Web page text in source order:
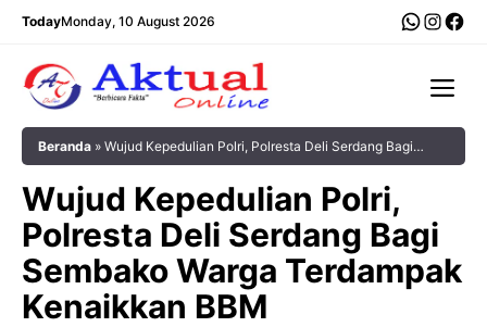
Langsung
TodayMonday, 10 August 2026
Beranda » Wujud Kepedulian Polri, Polresta Deli Serdang Bagi
Wujud Kepedulian Polri,
Polresta Deli Serdang Bagi
Sembako Warga Terdampak
Kenaikkan BBM